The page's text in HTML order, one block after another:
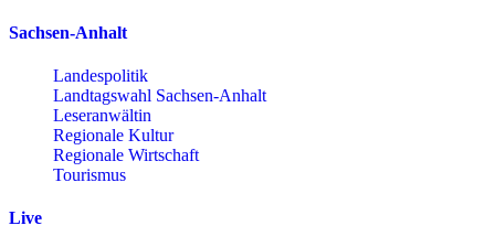
Sachsen-Anhalt
Landespolitik
Landtagswahl Sachsen-Anhalt
Leseranwältin
Regionale Kultur
Regionale Wirtschaft
Tourismus
Live